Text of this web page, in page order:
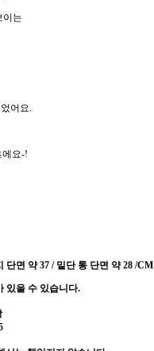
이는
어요.
에요-!
단면 약 37 / 밑단 통 단면 약 28 /CM
있을 수 있습니다.